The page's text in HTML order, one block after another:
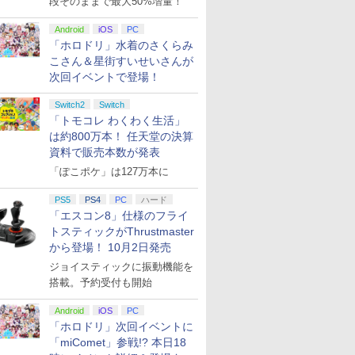
Android iOS PC
「ホロドリ」水着のさくらみ
こさん＆星街すいせいさんが
次回イベントで登場！
Switch2 Switch
「トモコレ わくわく生活」
は約800万本！ 任天堂の決算
資料で販売本数が発表
「ぽこポケ」は127万本に
PS5 PS4 PC ハード
「エスコン8」仕様のフライ
トスティックがThrustmaster
から登場！ 10月2日発売
ジョイスティックに振動機能を
搭載。予約受付も開始
Android iOS PC
「ホロドリ」次回イベントに
「miComet」参戦!? 本日18